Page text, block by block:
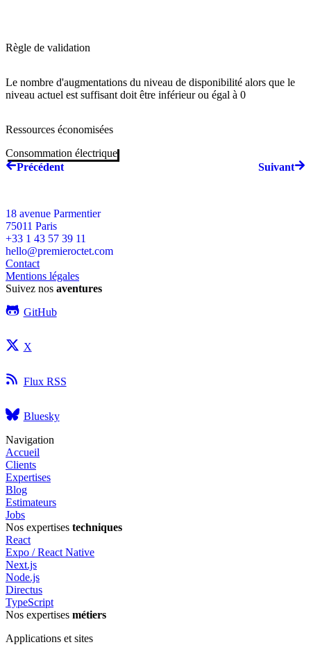
Règle de validation
Le nombre d'augmentations du niveau de disponibilité alors que le
niveau actuel est suffisant doit être inférieur ou égal à 0
Ressources économisées
Consommation électrique
Précédent
Suivant
18 avenue Parmentier
75011 Paris
+33 1 43 57 39 11
hello@premieroctet.com
Contact
Mentions légales
Suivez nos aventures
GitHub
X
Flux RSS
Bluesky
Navigation
Accueil
Clients
Expertises
Blog
Estimateurs
Jobs
Nos expertises techniques
React
Expo / React Native
Next.js
Node.js
Directus
TypeScript
Nos expertises métiers
Applications et sites